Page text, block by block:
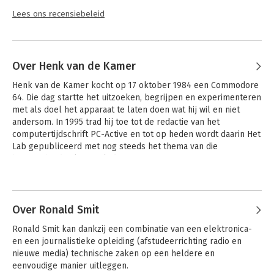
Lees ons recensiebeleid
Over Henk van de Kamer
Henk van de Kamer kocht op 17 oktober 1984 een Commodore
64. Die dag startte het uitzoeken, begrijpen en experimenteren
met als doel het apparaat te laten doen wat hij wil en niet
andersom. In 1995 trad hij toe tot de redactie van het
computertijdschrift PC-Active en tot op heden wordt daarin Het
Lab gepubliceerd met nog steeds het thema van die
Over Ronald Smit
Ronald Smit kan dankzij een combinatie van een elektronica-
en een journalistieke opleiding (afstudeerrichting radio en
nieuwe media) technische zaken op een heldere en
eenvoudige manier uitleggen.